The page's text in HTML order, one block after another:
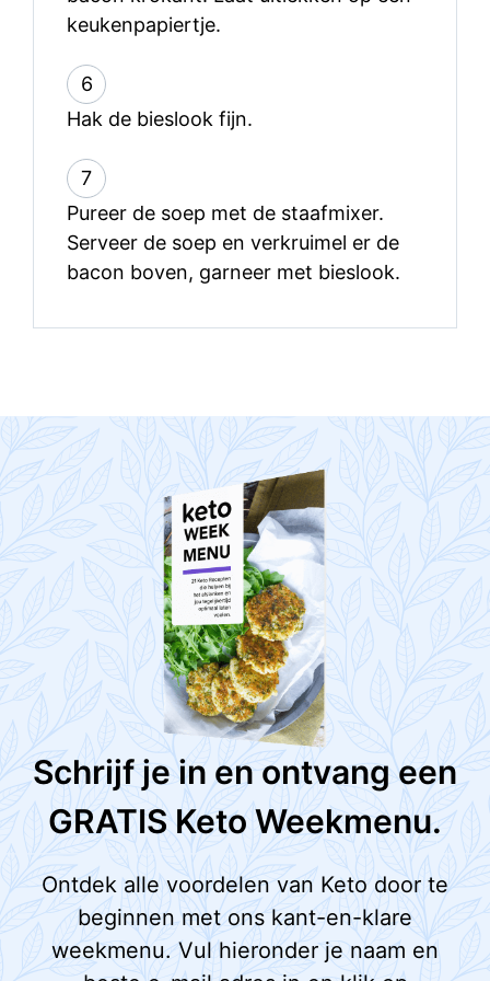
keukenpapiertje.
6
Hak de bieslook fijn.
7
Pureer de soep met de staafmixer.
Serveer de soep en verkruimel er de
bacon boven, garneer met bieslook.
Schrijf je in en ontvang een
GRATIS Keto Weekmenu.
Ontdek alle voordelen van Keto door te
beginnen met ons kant-en-klare
weekmenu. Vul hieronder je naam en